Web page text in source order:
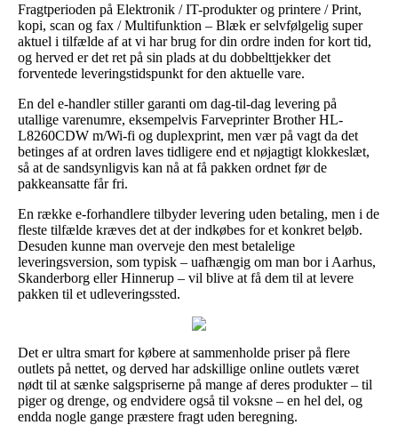
Fragtperioden på Elektronik / IT-produkter og printere / Print,
kopi, scan og fax / Multifunktion – Blæk er selvfølgelig super
aktuel i tilfælde af at vi har brug for din ordre inden for kort tid,
og herved er det ret på sin plads at du dobbelttjekker det
forventede leveringstidspunkt for den aktuelle vare.
En del e-handler stiller garanti om dag-til-dag levering på
utallige varenumre, eksempelvis Farveprinter Brother HL-
L8260CDW m/Wi-fi og duplexprint, men vær på vagt da det
betinges af at ordren laves tidligere end et nøjagtigt klokkeslæt,
så at de sandsynligvis kan nå at få pakken ordnet før de
pakkeansatte får fri.
En række e-forhandlere tilbyder levering uden betaling, men i de
fleste tilfælde kræves det at der indkøbes for et konkret beløb.
Desuden kunne man overveje den mest betalelige
leveringsversion, som typisk – uafhængig om man bor i Aarhus,
Skanderborg eller Hinnerup – vil blive at få dem til at levere
pakken til et udleveringssted.
Det er ultra smart for købere at sammenholde priser på flere
outlets på nettet, og derved har adskillige online outlets været
nødt til at sænke salgspriserne på mange af deres produkter – til
piger og drenge, og endvidere også til voksne – en hel del, og
endda nogle gange præstere fragt uden beregning.